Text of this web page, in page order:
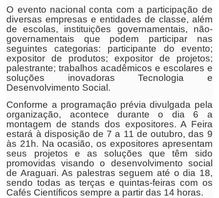
O evento nacional conta com a participação de
diversas empresas e entidades de classe, além
de escolas, instituições governamentais, não-
governamentais que podem participar nas
seguintes categorias: participante do evento;
expositor de produtos; expositor de projetos;
palestrante; trabalhos acadêmicos e escolares e
soluções inovadoras Tecnologia e
Desenvolvimento Social.
Conforme a programação prévia divulgada pela
organização, acontece durante o dia 6 a
montagem de stands dos expositores. A Feira
estará à disposição de 7 a 11 de outubro, das 9
às 21h. Na ocasião, os expositores apresentam
seus projetos e as soluções que têm sido
promovidas visando o desenvolvimento social
de Araguari. As palestras seguem até o dia 18,
sendo todas as terças e quintas-feiras com os
Cafés Científicos sempre a partir das 14 horas.